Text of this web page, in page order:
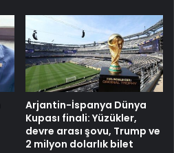
Arjantin-İspanya Dünya
Kupası finali: Yüzükler,
devre arası şovu, Trump ve
2 milyon dolarlık bilet